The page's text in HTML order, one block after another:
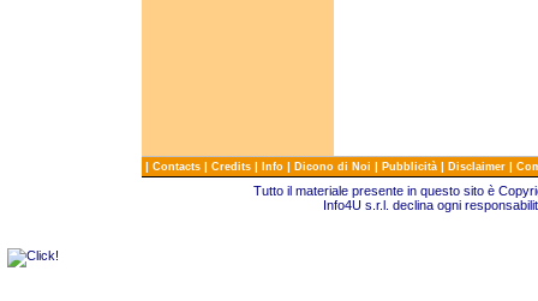
| Contacts | Credits | Info | Dicono di Noi | Pubblicità | Disclaimer |
Tutto il materiale presente in questo sito è
Info4U s.r.l. declina ogni